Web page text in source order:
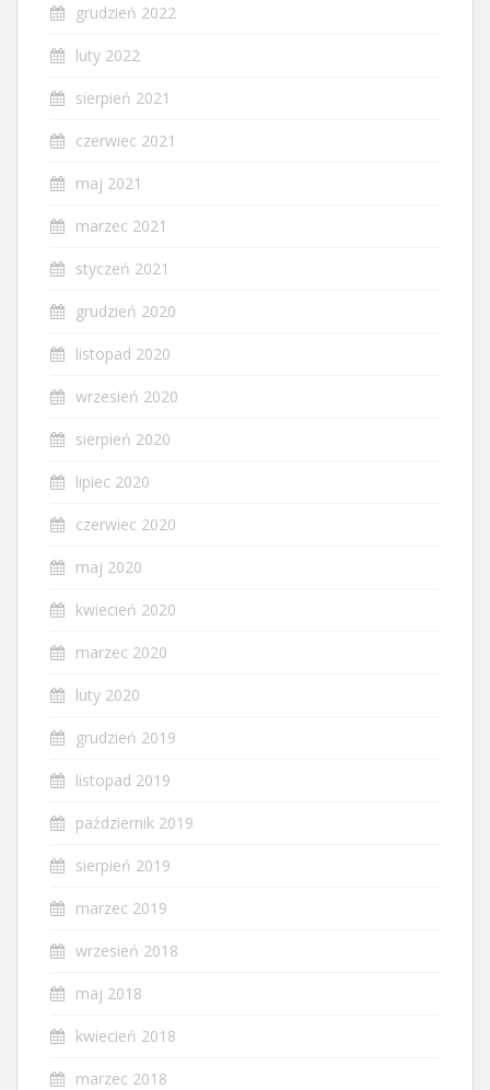
grudzień 2022
luty 2022
sierpień 2021
czerwiec 2021
maj 2021
marzec 2021
styczeń 2021
grudzień 2020
listopad 2020
wrzesień 2020
sierpień 2020
lipiec 2020
czerwiec 2020
maj 2020
kwiecień 2020
marzec 2020
luty 2020
grudzień 2019
listopad 2019
październik 2019
sierpień 2019
marzec 2019
wrzesień 2018
maj 2018
kwiecień 2018
marzec 2018